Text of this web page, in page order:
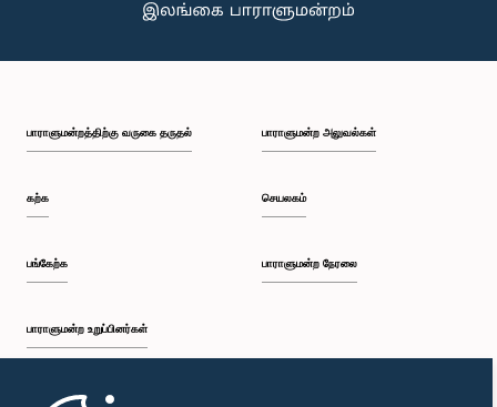
பாராளுமன்றத்திற்கு வருகை தருதல்
கற்க
பங்கேற்க
பாராளுமன்ற உறுப்பினர்கள்
முதற்பக்கம்
பாராளுமன்ற அலுவல்கள்
செயலகம்
பாராளுமன்ற நேரலை